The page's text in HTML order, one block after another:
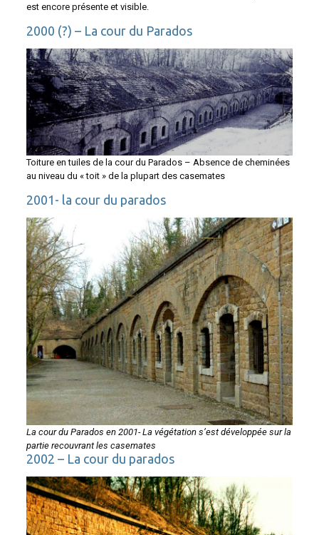
est encore présente et visible.
2000 (?) – La cour du Parados
Toiture en tuiles de la cour du Parados – Absence de cheminées
au niveau du « toit » de la plupart des casemates
2001- la cour du parados
La cour du Parados en 2001- La végétation s’est développée sur la
partie recouvrant les casemates
2002 – La cour du parados